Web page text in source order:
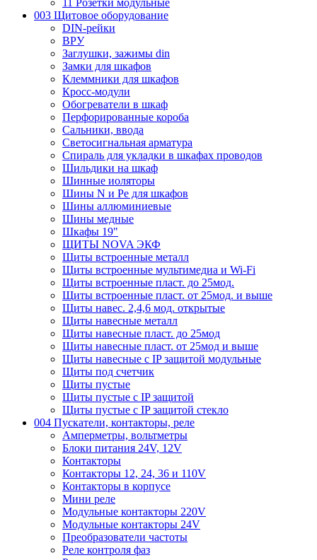
11 Розетки модульные
003 Щитовое оборудование
DIN-рейки
ВРУ
Заглушки, зажимы din
Замки для шкафов
Клеммники для шкафов
Кросс-модули
Обогреватели в шкаф
Перфорированные короба
Сальники, ввода
Светосигнальная арматура
Спираль для укладки в шкафах проводов
Шильдики на шкаф
Шинные иоляторы
Шины N и Pe для шкафов
Шины аллюминиевые
Шины медные
Шкафы 19"
ЩИТЫ NOVA ЭКФ
Щиты встроенные металл
Щиты встроенные мультимедиа и Wi-Fi
Щиты встроенные пласт. до 25мод.
Щиты встроенные пласт. от 25мод. и выше
Щиты навес. 2,4,6 мод. открытые
Щиты навесные металл
Щиты навесные пласт. до 25мод
Щиты навесные пласт. от 25мод и выше
Щиты навесные с IP защитой модульные
Щиты под счетчик
Щиты пустые
Щиты пустые с IP защитой
Щиты пустые с IP защитой стекло
004 Пускатели, контакторы, реле
Амперметры, вольтметры
Блоки питания 24V, 12V
Контакторы
Контакторы 12, 24, 36 и 110V
Контакторы в корпусе
Мини реле
Модульные контакторы 220V
Модульные контакторы 24V
Преобразователи частоты
Реле контроля фаз